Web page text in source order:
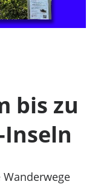
bis zu
Inseln